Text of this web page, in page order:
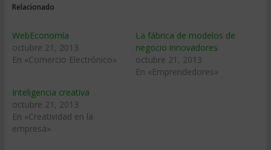
Relacionado
WebEconomía
octubre 21, 2013
En «Comercio Electrónico»
La fábrica de modelos de
negocio innovadores
octubre 21, 2013
En «Emprendedores»
Inteligencia creativa
octubre 21, 2013
En «Creatividad en la
empresa»